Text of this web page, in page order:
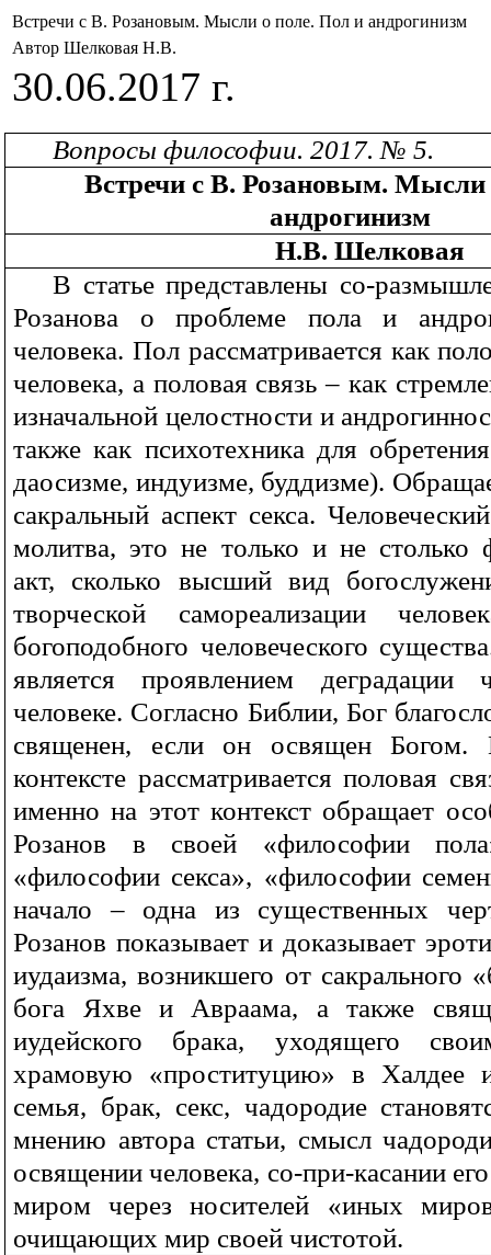
Встречи с В. Розановым. Мысли о поле. Пол и андрогинизм
Автор Шелковая Н.В.
30.06.2017 г.
Вопросы философии. 2017. № 5.
Встречи с В. Розановым. Мысли
андрогинизм
Н.В. Шелковая
В статье представлены со-
Розанова о проблеме пола и
человека. Пол рассматривается как
человека, а половая связь – как
изначальной целостности и
также как психотехника для
даосизме, индуизме, буддизме).
сакральный аспект секса.
молитва, это не только и не столько
акт, сколько высший вид
творческой самореализации
богоподобного человеческого
является проявлением деградации
человеке. Согласно Библии, Бог
священен, если он освящен
контексте рассматривается половая
именно на этот контекст обращает
Розанов в своей «философии
«философии секса», «философии
начало – одна из существенных
Розанов показывает и доказывает
иудаизма, возникшего от сакрального
бога Яхве и Авраама, а также
иудейского брака, уходящего
храмовую «проституцию» в Халдее
семья, брак, секс, чадородие
мнению автора статьи, смысл
освящении человека, со-при-касании
миром через носителей «иных
очищающих мир своей чистотой.